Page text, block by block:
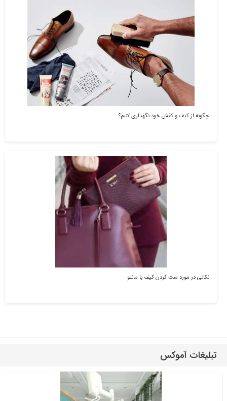
چگونه از کیف و کفش خود نگهداری کنیم؟
نکاتی در مورد ست کردن کیف با مانتو
تبلیغات آموکس